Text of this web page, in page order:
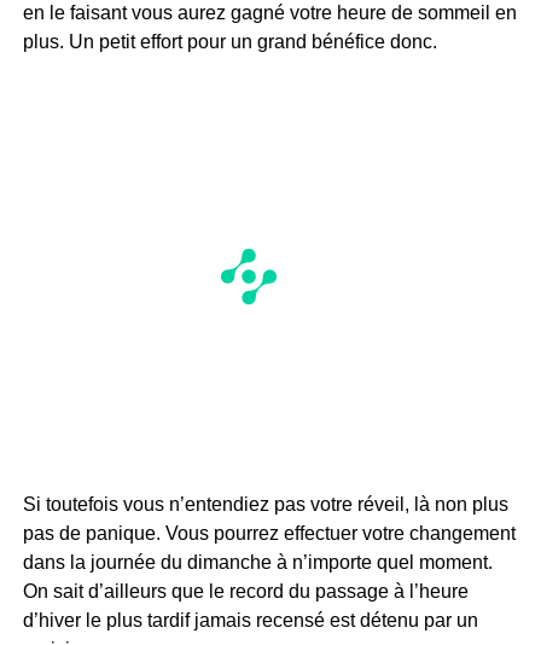
en le faisant vous aurez gagné votre heure de sommeil en
plus. Un petit effort pour un grand bénéfice donc.
Si toutefois vous n’entendiez pas votre réveil, là non plus
pas de panique. Vous pourrez effectuer votre changement
dans la journée du dimanche à n’importe quel moment.
On sait d’ailleurs que le record du passage à l’heure
d’hiver le plus tardif jamais recensé est détenu par un